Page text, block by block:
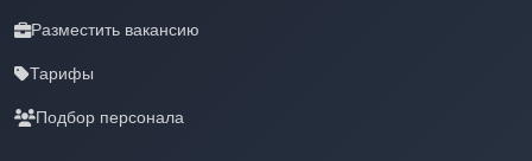
Разместить вакансию
Тарифы
Подбор персонала